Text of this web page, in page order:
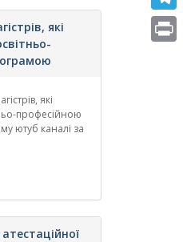
які
які
професійною
ютуб каналі за
b
im
a
T